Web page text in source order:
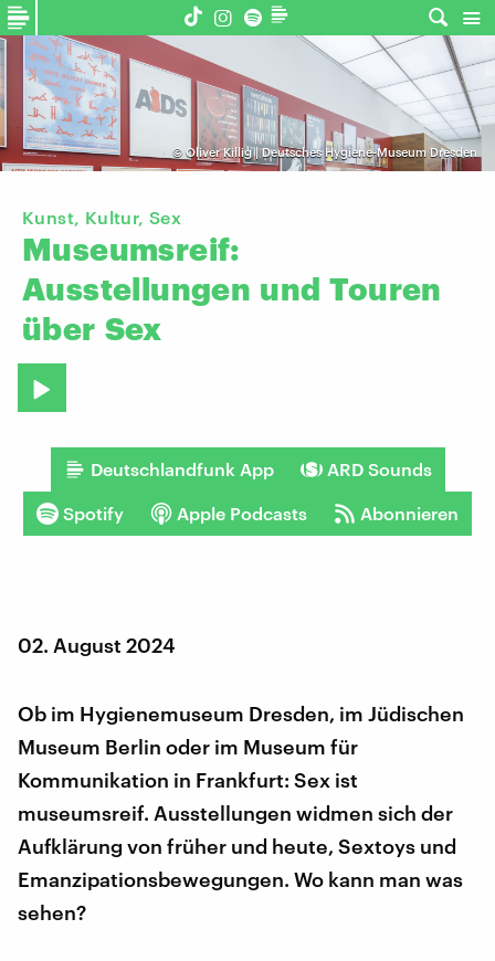
© Oliver Killig | Deutsches Hygiene-Museum Dresden
Kunst, Kultur, Sex
Museumsreif:
Ausstellungen und Touren
über Sex
Deutschlandfunk App ARD Sounds
Spotify Apple Podcasts Abonnieren
02. August 2024
Ob im Hygienemuseum Dresden, im Jüdischen
Museum Berlin oder im Museum für
Kommunikation in Frankfurt: Sex ist
museumsreif. Ausstellungen widmen sich der
Aufklärung von früher und heute, Sextoys und
Emanzipationsbewegungen. Wo kann man was
sehen?